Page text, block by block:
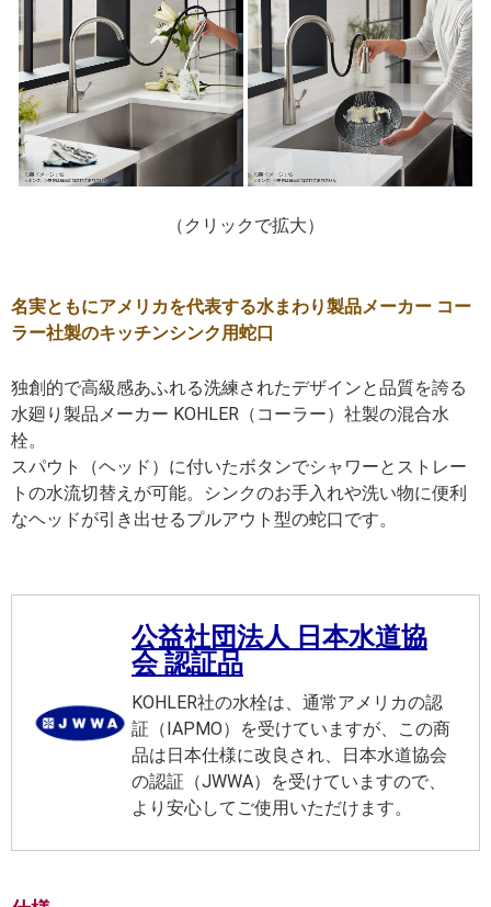
（クリックで拡大）
名実ともにアメリカを代表する水まわり製品メーカー コー
ラー社製のキッチンシンク用蛇口
独創的で高級感あふれる洗練されたデザインと品質を誇る
水廻り製品メーカー KOHLER（コーラー）社製の混合水
栓。
スパウト（ヘッド）に付いたボタンでシャワーとストレー
トの水流切替えが可能。シンクのお手入れや洗い物に便利
なヘッドが引き出せるプルアウト型の蛇口です。
公益社団法人 日本水道協
会 認証品
KOHLER社の水栓は、通常アメリカの認
証（IAPMO）を受けていますが、この商
品は日本仕様に改良され、日本水道協会
の認証（JWWA）を受けていますので、
より安心してご使用いただけます。